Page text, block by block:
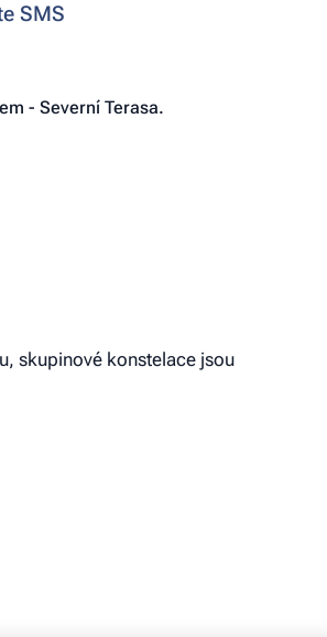
SMS
- Severní Terasa.
skupinové konstelace jsou